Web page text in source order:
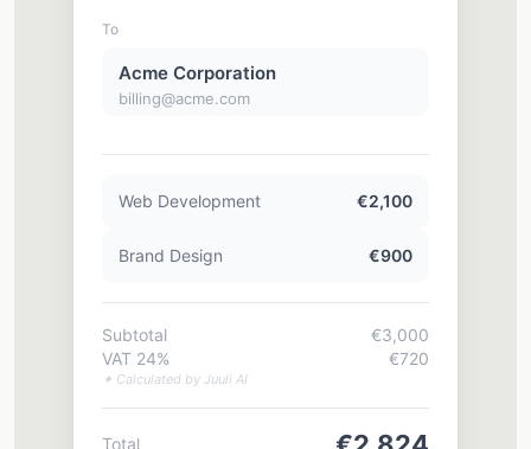
To
Acme Corporation
billing@acme.com
Web Development €2,100
Brand Design €900
Subtotal
€3,000
VAT 24%
€720
✦ Calculated by Juuli AI
Total